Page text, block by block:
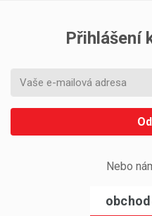
Přihlášení
Nebo